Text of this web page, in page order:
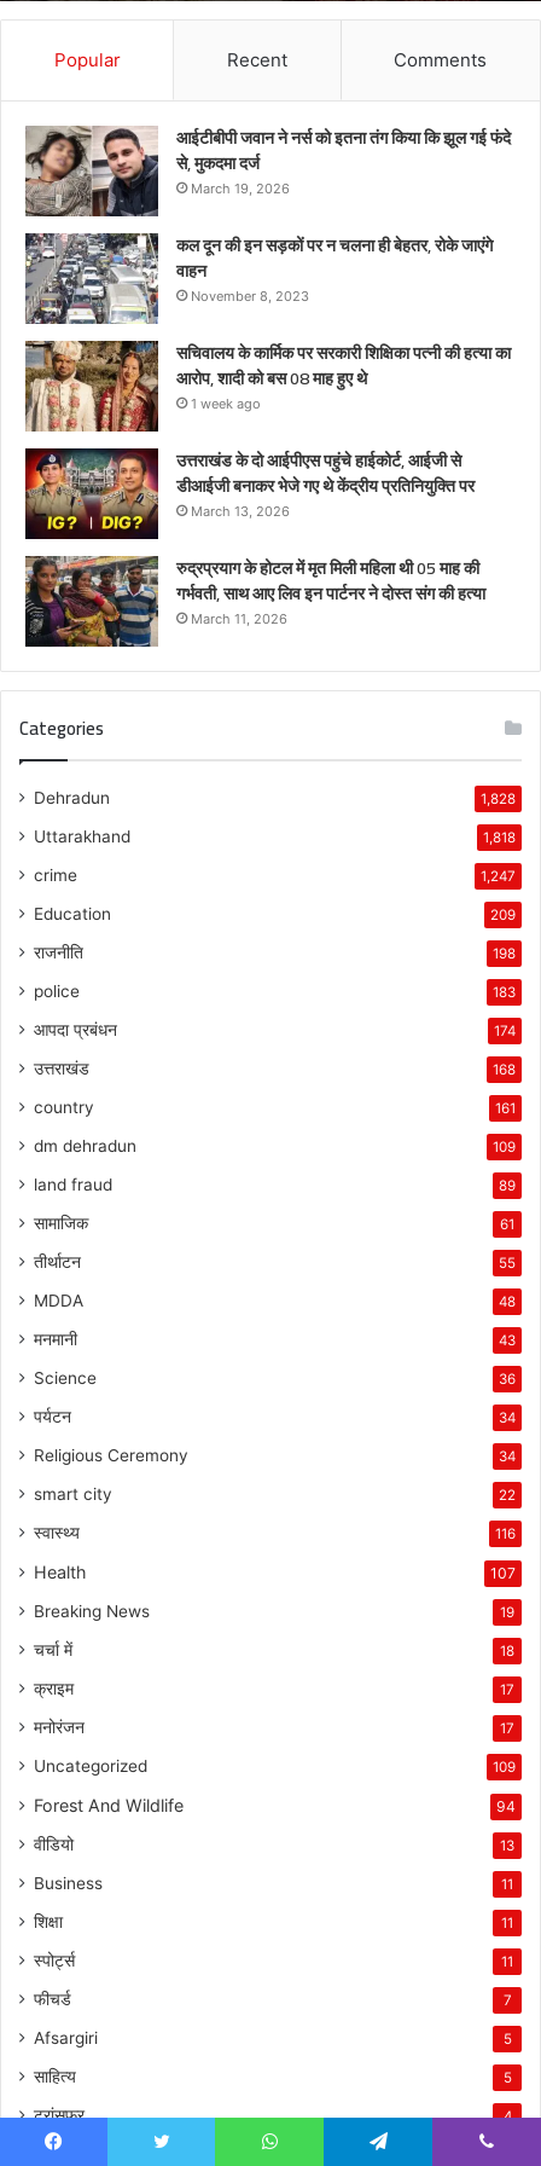
गए
प्रतिनियुक्ति
Popular Recent Comments
आईटीबीपी जवान ने नर्स को इतना तंग किया कि झूल गई फंदे
से, मुकदमा दर्ज
March 19, 2026
कल दून की इन सड़कों पर न चलना ही बेहतर, रोके जाएंगे
वाहन
November 8, 2023
सचिवालय के कार्मिक पर सरकारी शिक्षिका पत्नी की हत्या का
आरोप, शादी को बस 08 माह हुए थे
1 week ago
उत्तराखंड के दो आईपीएस पहुंचे हाईकोर्ट, आईजी से
डीआईजी बनाकर भेजे गए थे केंद्रीय प्रतिनियुक्ति पर
March 13, 2026
रुद्रप्रयाग के होटल में मृत मिली महिला थी 05 माह की
गर्भवती, साथ आए लिव इन पार्टनर ने दोस्त संग की हत्या
March 11, 2026
Categories
Dehradun 1,828
Uttarakhand 1,818
crime 1,247
Education 209
राजनीति 198
police 183
आपदा प्रबंधन 174
उत्तराखंड 168
country 161
dm dehradun 109
land fraud 89
सामाजिक 61
तीर्थाटन 55
MDDA 48
मनमानी 43
Science 36
पर्यटन 34
Religious Ceremony 34
smart city 22
स्वास्थ्य 116
Health 107
Breaking News 19
चर्चा में 18
क्राइम 17
मनोरंजन 17
Uncategorized 109
Forest And Wildlife 94
वीडियो 13
Business 11
शिक्षा 11
स्पोर्ट्स 11
फीचर्ड 7
Afsargiri 5
साहित्य 5
ट्रांसफर 4
शहीदों को नमन